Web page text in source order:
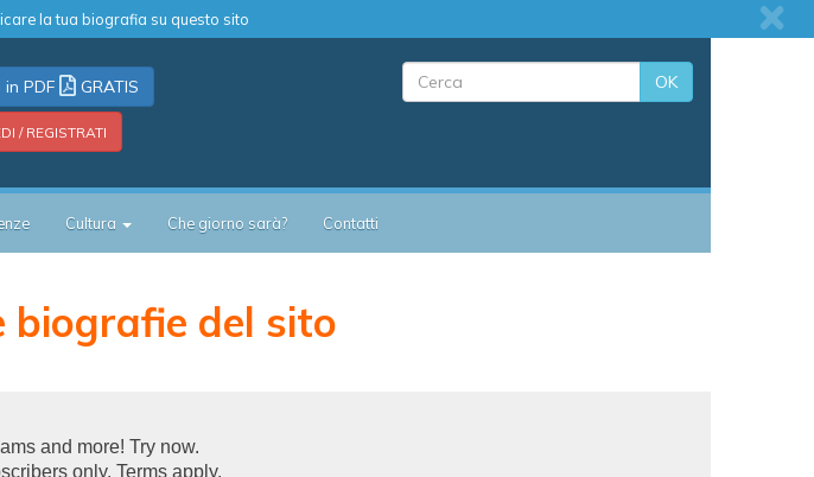
la tua biografia su questo sito
PDF GRATIS
/ REGISTRATI
OK
Cultura Che giorno sarà? Contatti
biografie del sito